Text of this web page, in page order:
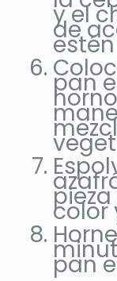
y el
de
pan
color
pan